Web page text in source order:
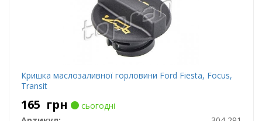
Кришка маслозаливної горловини Ford Fiesta, Focus,
Transit
165 грн
сьогодні